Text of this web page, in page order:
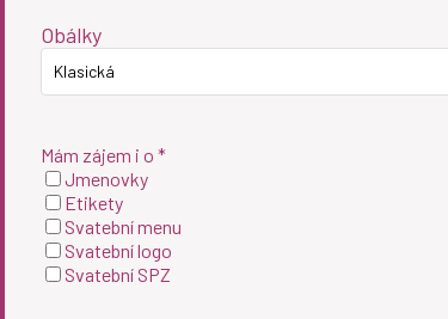
Obálky
Klasická
Mám zájem i o *
Jmenovky
Etikety
Svatební menu
Svatební logo
Svatební SPZ